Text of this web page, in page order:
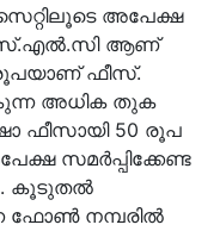
അപേക്ഷ
ആണ്
ഫീസ്.
അധിക തുക
ഫീസായി 50 രൂപ
സമർപ്പിക്കേണ്ട
കൂടുതൽ
ഫോൺ നമ്പരിൽ